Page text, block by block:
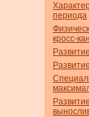
периода
кросс-